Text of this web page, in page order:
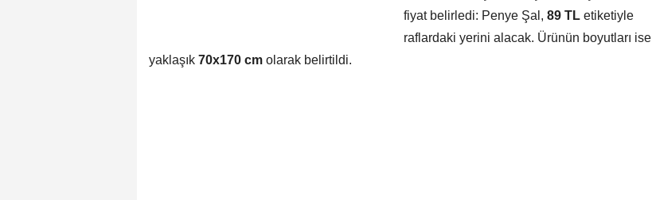
fiyat belirledi: Penye Şal, 89 TL etiketiyle
raflardaki yerini alacak. Ürünün boyutları ise
yaklaşık 70x170 cm olarak belirtildi.